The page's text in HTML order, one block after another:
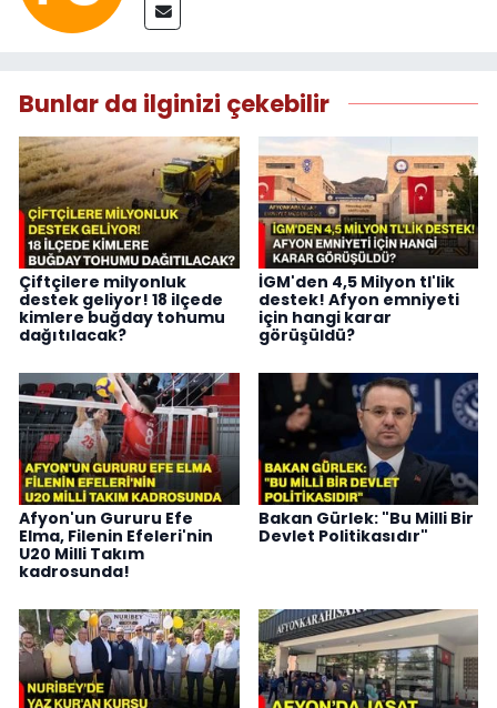
Bunlar da ilginizi çekebilir
Çiftçilere milyonluk
destek geliyor! 18 ilçede
kimlere buğday tohumu
dağıtılacak?
İGM'den 4,5 Milyon tl'lik
destek! Afyon emniyeti
için hangi karar
görüşüldü?
Afyon'un Gururu Efe
Elma, Filenin Efeleri'nin
U20 Milli Takım
kadrosunda!
Bakan Gürlek: "Bu Milli Bir
Devlet Politikasıdır"